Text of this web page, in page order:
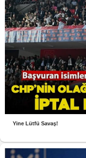
Yine Lütfü Savaş!